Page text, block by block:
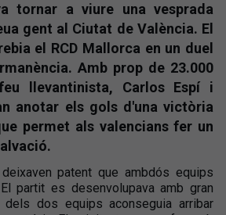
tornar a viure una vesprada
gent al Ciutat de València. El
el RCD Mallorca en un duel
Amb prop de 23.000
llevantinista, Carlos Espí i
anotar els gols d'una victòria
permet als valencians fer un
patent que ambdós equips
partit es desenvolupava amb gran
dos equips aconseguia arribar